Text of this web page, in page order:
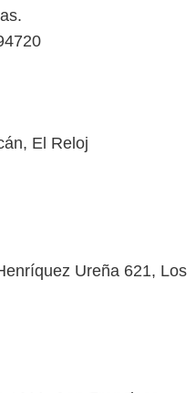
El Reloj
Ureña 621, Los